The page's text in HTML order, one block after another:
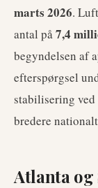
marts 2026.
antal på7,4
begyndelsen af
efterspørgsel
stabilisering
bredere
Atlanta